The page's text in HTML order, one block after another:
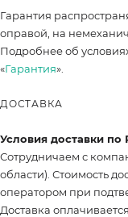
Гарантия
оправой, на
Подробнее об
«Гарантия».
ДОСТАВКА
Условия доставки по
Сотрудничаем с
области). Стоимость
оператором при
Доставка